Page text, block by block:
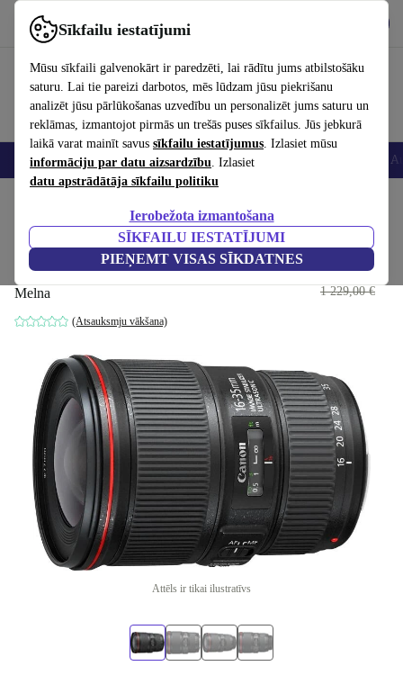
Sīkfailu iestatījumi
Mūsu sīkfaili galvenokārt ir paredzēti, lai rādītu jums atbilstošāku
saturu. Lai tie pareizi darbotos, mēs lūdzam jūsu piekrišanu
analizēt jūsu pārlūkošanas uzvedību un personalizēt jums saturu un
reklāmas, izmantojot pirmās un trešās puses sīkfailus. Jūs jebkurā
laikā varat mainīt savus sīkfailu iestatījumus. Izlasiet mūsu
informāciju par datu aizsardzību. Izlasiet
datu apstrādātāja sīkfailu politiku
Ierobežota izmantošana
SĪKFAILU IESTATĪJUMI
PIEŅEMT VISAS SĪKDATNES
Izmantojiet refurbed ātri un viegli
Viedtālruņi Portatīvie datori Planšetes Viedpulksteņi
Canon EF 16-35mm 4.0 L IS
USM
Melna
(Atsauksmju vākšana)
644,00 €
1 229,00 €
Attēls ir tikai ilustratīvs